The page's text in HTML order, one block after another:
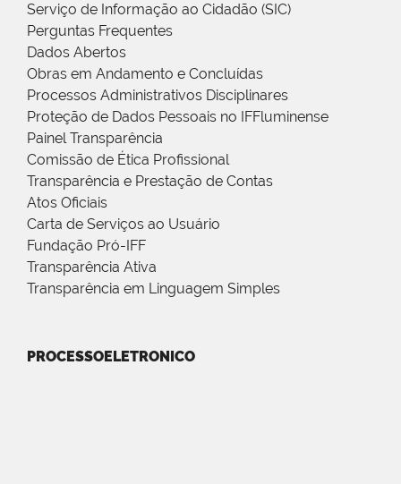
Serviço de Informação ao Cidadão (SIC)
Perguntas Frequentes
Dados Abertos
Obras em Andamento e Concluídas
Processos Administrativos Disciplinares
Proteção de Dados Pessoais no IFFluminense
Painel Transparência
Comissão de Ética Profissional
Transparência e Prestação de Contas
Atos Oficiais
Carta de Serviços ao Usuário
Fundação Pró-IFF
Transparência Ativa
Transparência em Linguagem Simples
PROCESSOELETRONICO